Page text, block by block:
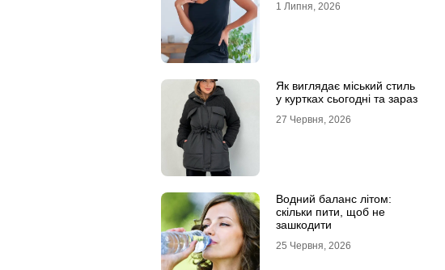
1 Липня, 2026
Як виглядає міський стиль
у куртках сьогодні та зараз
27 Червня, 2026
Водний баланс літом:
скільки пити, щоб не
зашкодити
25 Червня, 2026